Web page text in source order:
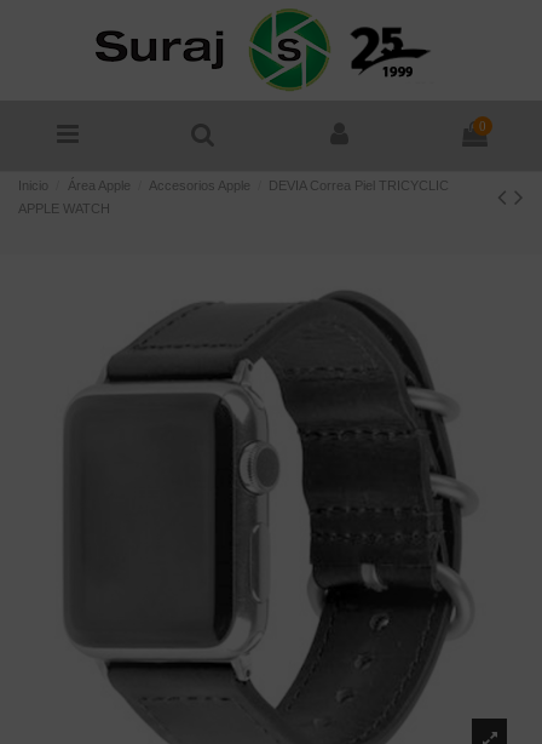
0
Inicio Área Apple Accesorios Apple
DEVIA Correa Piel TRICYCLIC
APPLE WATCH